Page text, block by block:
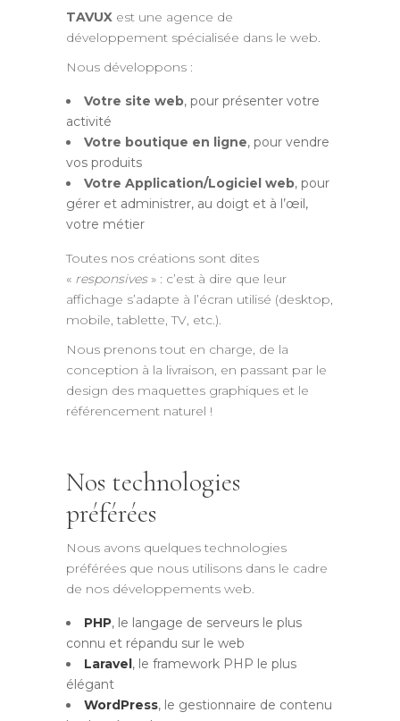
TAVUX est une agence de
développement spécialisée dans le web.
Nous développons :
Votre site web, pour présenter votre
activité
Votre boutique en ligne, pour vendre
vos produits
Votre Application/Logiciel web, pour
gérer et administrer, au doigt et à l’œil,
votre métier
Toutes nos créations sont dites
« responsives» : c’est à dire que leur
affichage s’adapte à l’écran utilisé (desktop,
mobile, tablette, TV, etc.).
Nous prenons tout en charge, de la
conception à la livraison, en passant par le
design des maquettes graphiques et le
référencement naturel !
Nos technologies
préférées
Nous avons quelques technologies
préférées que nous utilisons dans le cadre
de nos développements web.
PHP, le langage de serveurs le plus
connu et répandu sur le web
Laravel , le framework PHP le plus
élégant
WordPress, le gestionnaire de contenu